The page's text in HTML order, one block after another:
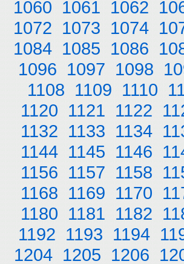
1060 1061 1062
1072 1073 1074
1084 1085 1086
1096 1097 1098
1108 1109 1110
1120 1121 1122
1132 1133 1134
1144 1145 1146
1156 1157 1158
1168 1169 1170
1180 1181 1182
1192 1193 1194
1204 1205 1206